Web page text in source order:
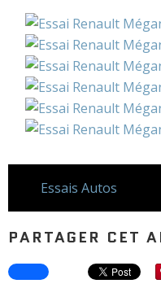
Essais Autos
PARTAGER CET